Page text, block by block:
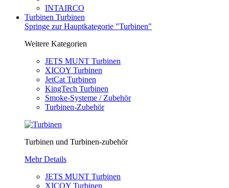
INTAIRCO
Turbinen Turbinen
Springe zur Hauptkategorie "Turbinen"
Weitere Kategorien
JETS MUNT Turbinen
XICOY Turbinen
JetCat Turbinen
KingTech Turbinen
Smoke-Systeme / Zubehör
Turbinen-Zubehör
Turbinen und Turbinen-zubehör
Mehr Details
JETS MUNT Turbinen
XICOY Turbinen